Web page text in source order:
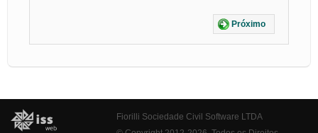
Próximo
Fiorilli Sociedade Civil Software LTDA